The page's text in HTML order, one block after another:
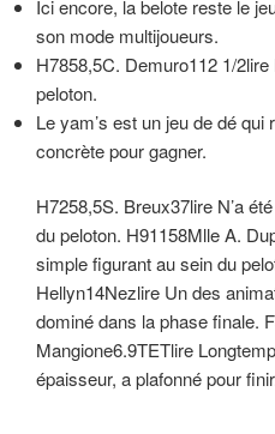
Ici encore, la belote reste le
son mode multijoueurs.
H7858,5C. Demuro112 1/
peloton.
Le yam’s est un jeu de dé
concrète pour gagner.
H7258,5S. Breux37lire N’a
du peloton. H91158Mlle A.
simple figurant au sein du
Hellyn14Nezlire Un des
dominé dans la phase finale.
Mangione6.9TETlire
épaisseur, a plafonné pour